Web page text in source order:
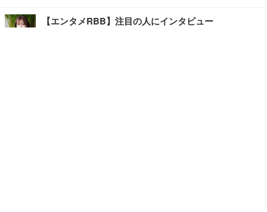
【エンタメRBB】注目の人にインタビュー